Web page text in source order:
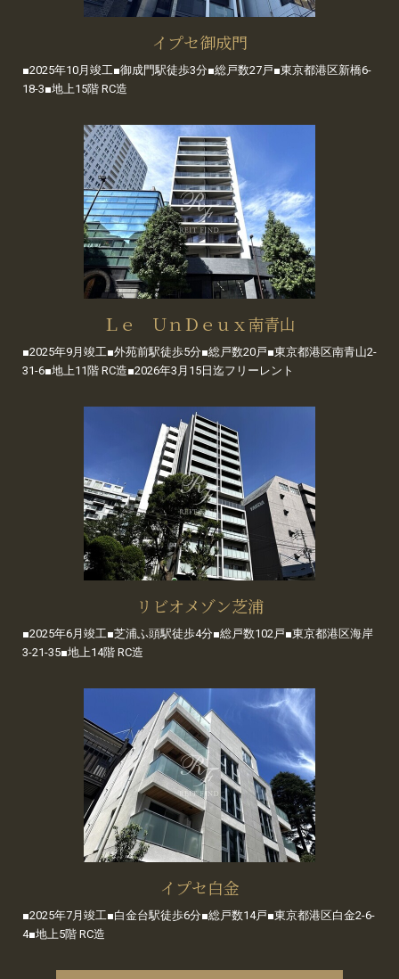
イプセ御成門
■2025年10月竣工■御成門駅徒歩3分■総戸数27戸■東京都港区新橋6-
18-3■地上15階 RC造
Ｌｅ ＵｎＤｅｕｘ南青山
■2025年9月竣工■外苑前駅徒歩5分■総戸数20戸■東京都港区南青山2-
31-6■地上11階 RC造■2026年3月15日迄フリーレント
リビオメゾン芝浦
■2025年6月竣工■芝浦ふ頭駅徒歩4分■総戸数102戸■東京都港区海岸
3-21-35■地上14階 RC造
イプセ白金
■2025年7月竣工■白金台駅徒歩6分■総戸数14戸■東京都港区白金2-6-
4■地上5階 RC造